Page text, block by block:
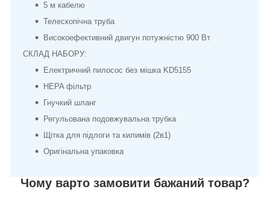
5 м кабелю
Телескопічна труба
Високоефективний двигун потужністю 900 Вт
СКЛАД НАБОРУ:
Електричний пилосос без мішка KD5155
HEPA фільтр
Гнучкий шланг
Регульована подовжувальна трубка
Щітка для підлоги та килимів (2в1)
Оригінальна упаковка
Чому варто замовити бажаний товар?